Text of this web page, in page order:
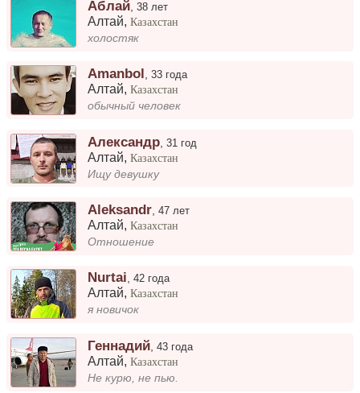
Аблай ,38 лет
Алтай,Казахстан
холостяк
Amanbol ,33 года
Алтай,Казахстан
обычный человек
Александр ,31 год
Алтай,Казахстан
Ищу девушку
Аleksandr ,47 лет
Алтай,Казахстан
Отношение
Nurtai,42 года
Алтай,Казахстан
я новичок
Геннадий ,43 года
Алтай,Казахстан
Не курю, не пью.